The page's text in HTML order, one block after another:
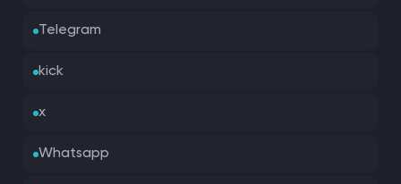
Telegram
kick
x
Whatsapp